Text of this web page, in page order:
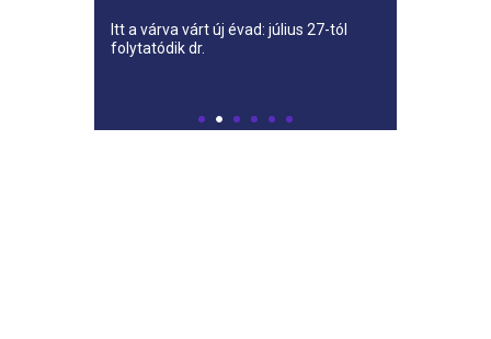
Itt a várva várt új évad: július 27-tól
folytatódik dr.